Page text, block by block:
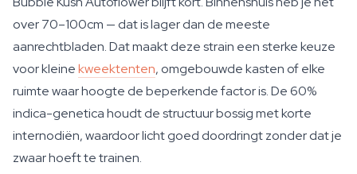
over 70–100cm — dat is lager dan de meeste
aanrechtbladen. Dat maakt deze strain een sterke keuze
voor kleinekweektenten, omgebouwde kasten of elke
ruimte waar hoogte de beperkende factor is. De 60%
indica-genetica houdt de structuur bossig met korte
internodiën, waardoor licht goed doordringt zonder dat je
zwaar hoeft te trainen.